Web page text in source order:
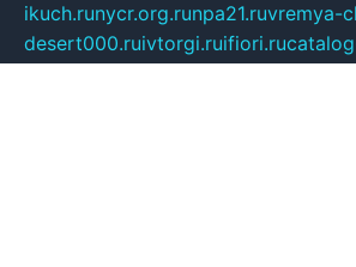
ikuch.runycr.org.runpa21.ruvremya-
desert000.ruivtorgi.ruifiori.ru